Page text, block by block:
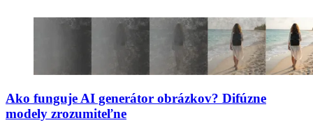
Ako funguje AI generátor obrázkov? Difúzne
modely zrozumiteľne